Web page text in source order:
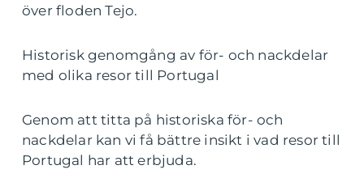
över floden Tejo.
Historisk genomgång av för- och nackdelar
med olika resor till Portugal
Genom att titta på historiska för- och
nackdelar kan vi få bättre insikt i vad resor till
Portugal har att erbjuda.